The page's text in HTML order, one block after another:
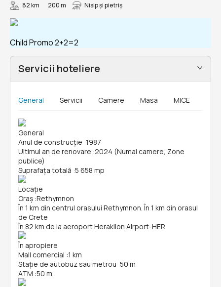
82 km 200 m Nisip și pietriş
Child Promo 2+2=2
Servicii hoteliere
General Servicii Camere Masa MICE
General
Anul de construcție :1987
Ultimul an de renovare :2024 (Numai camere, Zone
publice)
Suprafața totală :5 658 mp
Locație
Oraș :Rethymnon
În 1 km din centrul orasului Rethymnon. În 1 km din orasul
de Crete
În 82 km de la aeroport Heraklion Airport-HER
În apropiere
Mall comercial :1 km
Stație de autobuz sau metrou :50 m
ATM :50 m